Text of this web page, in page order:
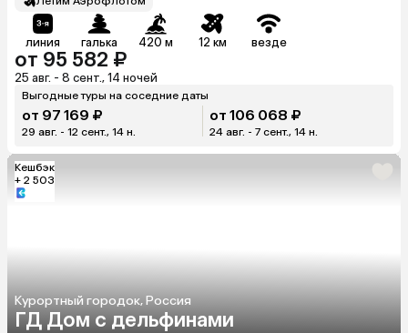
линия галька 420 м 12 км везде
от 95 582 ₽
25 авг. - 8 сент., 14 ночей
Выгодные туры на соседние даты
от 97 169 ₽
29 авг. - 12 сент., 14 н.
от 106 068 ₽
24 авг. - 7 сент., 14 н.
Кешбэк
+ 2 503
Курортный городок, Россия
ГД Дом с дельфинами